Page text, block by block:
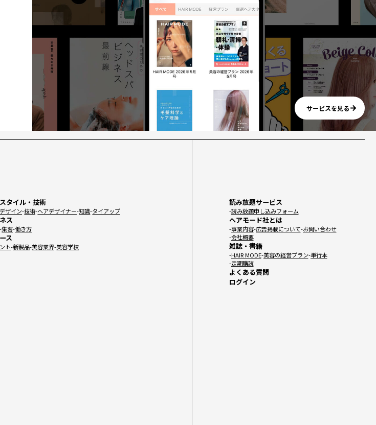
サービスを見る
タイル・技術
ザイン 技術 ヘアデザイナー 知識 タイアップ
ス
集客 働き方
ス
ト 新製品 美容業界 美容学校
読み放題サービス
読み放題申し込みフォーム
ヘアモード社とは
事業内容 広告掲載について お問い合わせ
会社概要
雑誌・書籍
HAIR MODE 美容の経営プラン 単行本
定期購読
よくある質問
ログイン